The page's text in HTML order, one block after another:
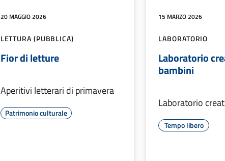
20 MAGGIO 2026
LETTURA (PUBBLICA)
Fior di letture
Aperitivi letterari di primavera
Patrimonio culturale
15 MARZO 2026
LABORATORIO
Laboratorio
bambini
Laboratorio
Tempo libero